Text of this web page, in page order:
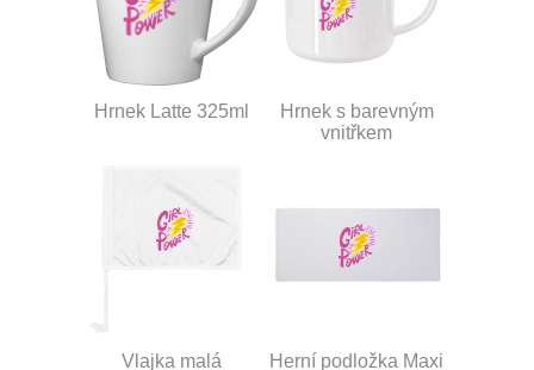
Hrnek Latte 325ml
Hrnek s barevným
vnitřkem
Vlajka malá Herní podložka Maxi